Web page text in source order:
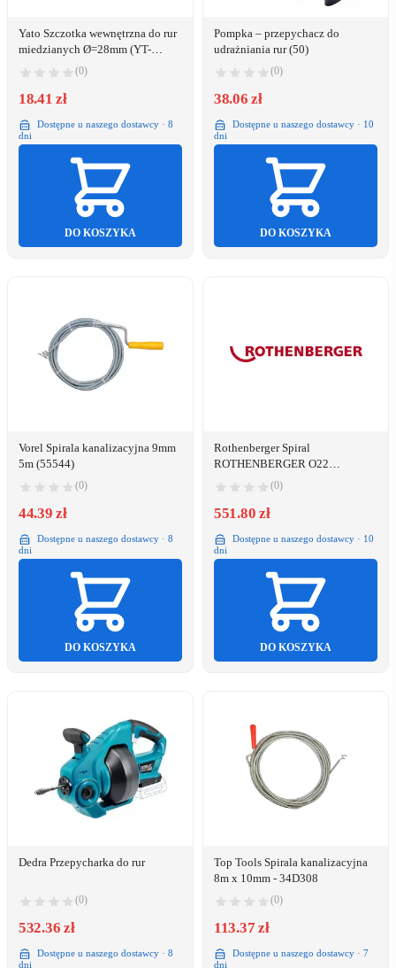
Yato Szczotka wewnętrzna do rur
miedzianych Ø=28mm (YT-
(0)
18.41 zł
Dostępne u naszego dostawcy · 8
dni
DO KOSZYKA
Pompka – przepychacz do
udrażniania rur (50)
(0)
38.06 zł
Dostępne u naszego dostawcy · 10
dni
DO KOSZYKA
Vorel Spirala kanalizacyjna 9mm
5m (55544)
(0)
44.39 zł
Dostępne u naszego dostawcy · 8
dni
DO KOSZYKA
Rothenberger Spiral
ROTHENBERGER O22
mm(7/8&quot|)x4.5 m
(0)
551.80 zł
Dostępne u naszego dostawcy · 10
dni
DO KOSZYKA
Dedra Przepycharka do rur
(0)
532.36 zł
Dostępne u naszego dostawcy · 8
dni
Top Tools Spirala kanalizacyjna
8m x 10mm - 34D308
(0)
113.37 zł
Dostępne u naszego dostawcy · 7
dni